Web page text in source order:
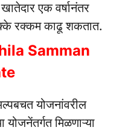
एक वर्षानंतर
रक्कम काढू शकतात.
Samman
योजनांवरील
मिळणाऱ्या